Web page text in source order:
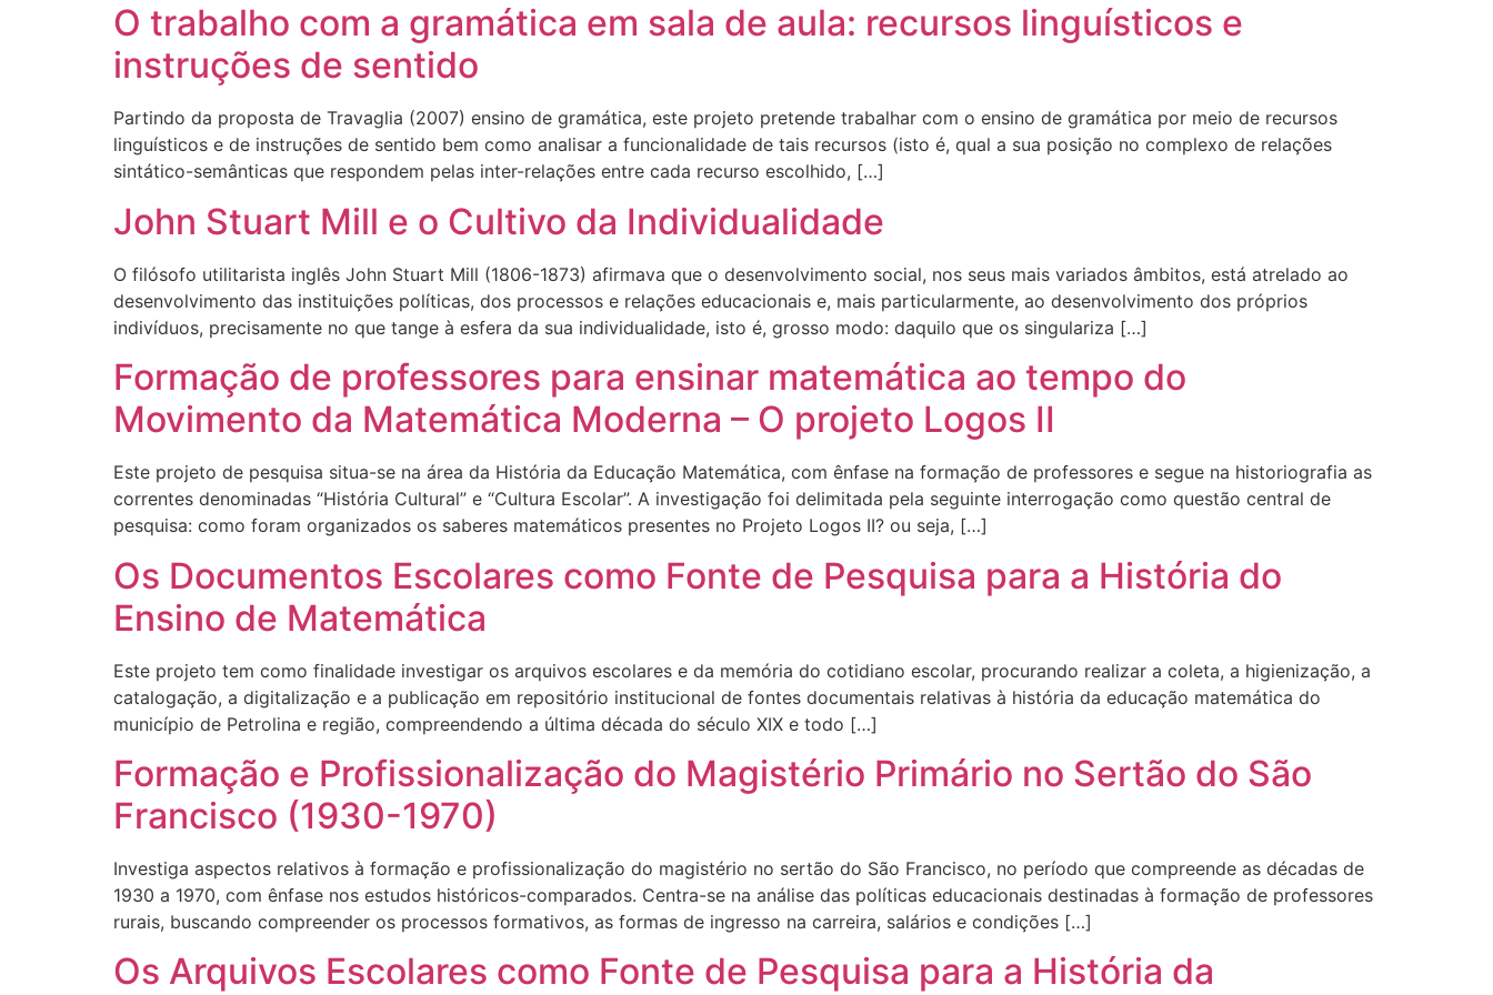
O trabalho com a gramática em sala de aula: recursos linguísticos e
instruções de sentido
Partindo da proposta de Travaglia (2007) ensino de gramática, este projeto pretende trabalhar com o ensino de gramática por meio de recursos
linguísticos e de instruções de sentido bem como analisar a funcionalidade de tais recursos (isto é, qual a sua posição no complexo de relações
sintático-semânticas que respondem pelas inter-relações entre cada recurso escolhido, […]
John Stuart Mill e o Cultivo da Individualidade
O filósofo utilitarista inglês John Stuart Mill (1806-1873) afirmava que o desenvolvimento social, nos seus mais variados âmbitos, está atrelado ao
desenvolvimento das instituições políticas, dos processos e relações educacionais e, mais particularmente, ao desenvolvimento dos próprios
indivíduos, precisamente no que tange à esfera da sua individualidade, isto é, grosso modo: daquilo que os singulariza […]
Formação de professores para ensinar matemática ao tempo do
Movimento da Matemática Moderna – O projeto Logos II
Este projeto de pesquisa situa-se na área da História da Educação Matemática, com ênfase na formação de professores e segue na historiografia as
correntes denominadas “História Cultural” e “Cultura Escolar”. A investigação foi delimitada pela seguinte interrogação como questão central de
pesquisa: como foram organizados os saberes matemáticos presentes no Projeto Logos II? ou seja, […]
Os Documentos Escolares como Fonte de Pesquisa para a História do
Ensino de Matemática
Este projeto tem como finalidade investigar os arquivos escolares e da memória do cotidiano escolar, procurando realizar a coleta, a higienização, a
catalogação, a digitalização e a publicação em repositório institucional de fontes documentais relativas à história da educação matemática do
município de Petrolina e região, compreendendo a última década do século XIX e todo […]
Formação e Profissionalização do Magistério Primário no Sertão do São
Francisco (1930-1970)
Investiga aspectos relativos à formação e profissionalização do magistério no sertão do São Francisco, no período que compreende as décadas de
1930 a 1970, com ênfase nos estudos históricos-comparados. Centra-se na análise das políticas educacionais destinadas à formação de professores
rurais, buscando compreender os processos formativos, as formas de ingresso na carreira, salários e condições […]
Os Arquivos Escolares como Fonte de Pesquisa para a História da